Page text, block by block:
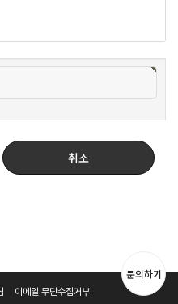
문의하기
취소
이메일 무단수집거부